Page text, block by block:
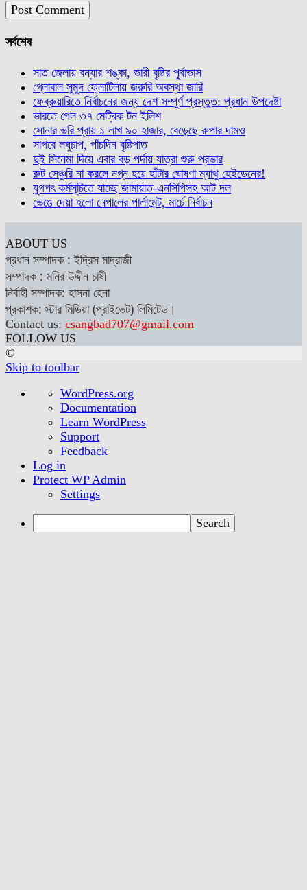
সর্বশেষ
সাত জেলায় বন্যার শঙ্কা, ভারী বৃষ্টির পূর্বাভাস
গ্লোবাল সুমুদ ফ্লোটিলায় জরুরি অবস্থা জারি
ফেব্রুয়ারিতে নির্বাচনের জন্য দেশ সম্পূর্ণ প্রস্তুত: প্রধান উপদেষ্টা
ভারতে গেল ৩৭ মেট্রিক টন ইলিশ
সোনার ভরি প্রায় ১ লাখ ৯০ হাজার, বেড়েছে রুপার দামও
সাগরে লঘুচাপ, পাঁচদিন বৃষ্টিপাত
দুই সিনেমা দিয়ে এবার বড় পর্দায় যাত্রা শুরু প্রভার
রুট সেঞ্চুরি না করলে নগ্ন হয়ে হাঁটার ঘোষণা ম্যাথু হেইডেনের!
যুগপৎ কর্মসূচিতে যাচ্ছে জামায়াত-এনসিপিসহ আট দল
ভেঙে দেয়া হলো নেপালের পার্লামেন্ট, মার্চে নির্বাচন
ABOUT US
প্রধান সম্পাদক : ইদ্রিস মাদ্রাজী
সম্পাদক : মনির উদ্দীন চাষী
নির্বাহী সম্পাদক: হাসনা হেনা
প্রকাশক: স্টার মিডিয়া (প্রাইভেট) লিমিটেড।
Contact us: csangbad707@gmail.com
FOLLOW US
©
Skip to toolbar
About
WordPress
WordPress.org
Documentation
Learn WordPress
Support
Feedback
Log in
Protect WP Admin
Settings
Search